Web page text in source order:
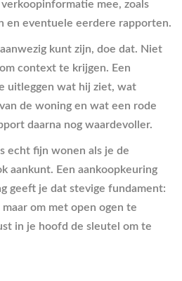
mee, zoals
en eventuele eerdere rapporten.
kunt zijn, doe dat. Niet
context te krijgen. Een
uitleggen wat hij ziet, wat
de woning en wat een rode
daarna nog waardevoller.
echt fijn wonen als je de
aankunt. Een aankoopkeuring
geeft je dat stevige fundament:
om met open ogen te
in je hoofd de sleutel om te